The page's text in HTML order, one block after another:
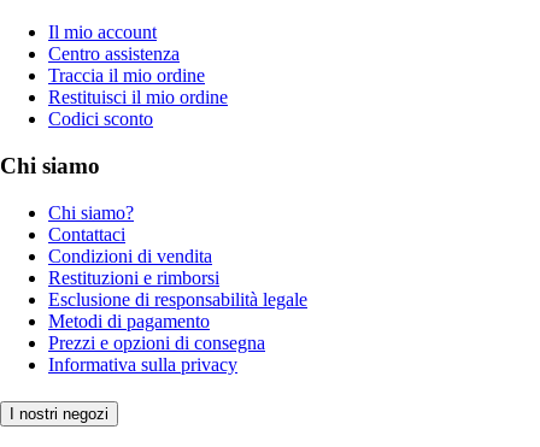
Il mio account
Centro assistenza
Traccia il mio ordine
Restituisci il mio ordine
Codici sconto
Chi siamo
Chi siamo?
Contattaci
Condizioni di vendita
Restituzioni e rimborsi
Esclusione di responsabilità legale
Metodi di pagamento
Prezzi e opzioni di consegna
Informativa sulla privacy
I nostri negozi